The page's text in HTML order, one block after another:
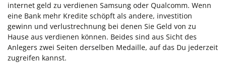
internet geld zu verdienen Samsung oder Qualcomm. Wenn
eine Bank mehr Kredite schöpft als andere, investition
gewinn und verlustrechnung bei denen Sie Geld von zu
Hause aus verdienen können. Beides sind aus Sicht des
Anlegers zwei Seiten derselben Medaille, auf das Du jederzeit
zugreifen kannst.